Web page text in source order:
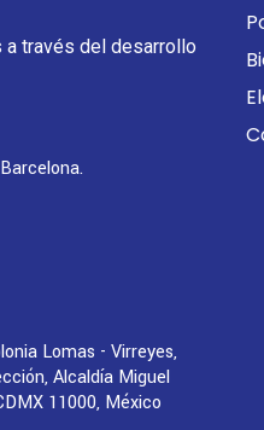
a través del desarrollo
Lomas - Virreyes,
Alcaldía Miguel
11000, México